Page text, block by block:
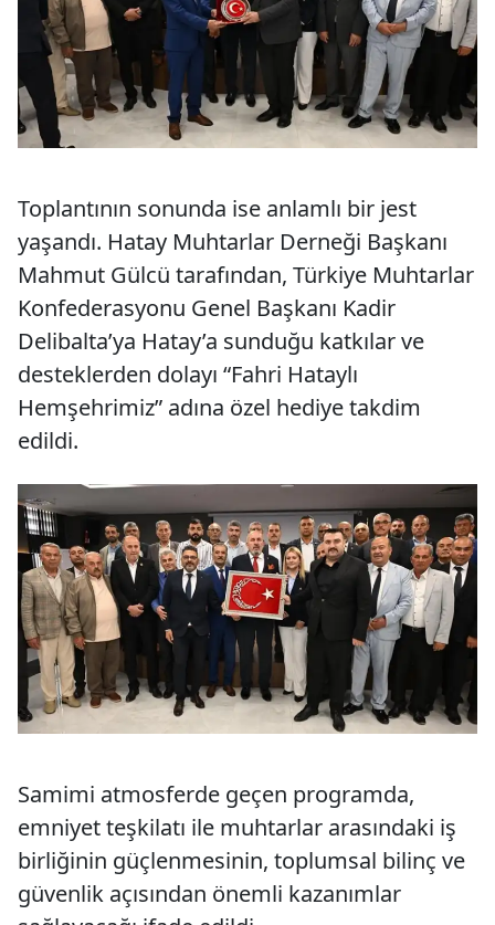
Toplantının sonunda ise anlamlı bir jest
yaşandı. Hatay Muhtarlar Derneği Başkanı
Mahmut Gülcü tarafından, Türkiye Muhtarlar
Konfederasyonu Genel Başkanı Kadir
Delibalta’ya Hatay’a sunduğu katkılar ve
desteklerden dolayı “Fahri Hataylı
Hemşehrimiz” adına özel hediye takdim
edildi.
Samimi atmosferde geçen programda,
emniyet teşkilatı ile muhtarlar arasındaki iş
birliğinin güçlenmesinin, toplumsal bilinç ve
güvenlik açısından önemli kazanımlar